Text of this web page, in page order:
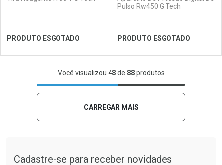
Ver Desconto Convênio Ver Desconto Convênio
PRODUTO ESGOTADO
FECHAR
Laboratório
FECHAR
Por Menos
Pulso Rw450 G Tech
PRODUTO ESGOTADO
Laboratório
Por Menos
Você visualizou 48de 88produtos
CARREGAR MAIS
Cadastre-se para receber novidades